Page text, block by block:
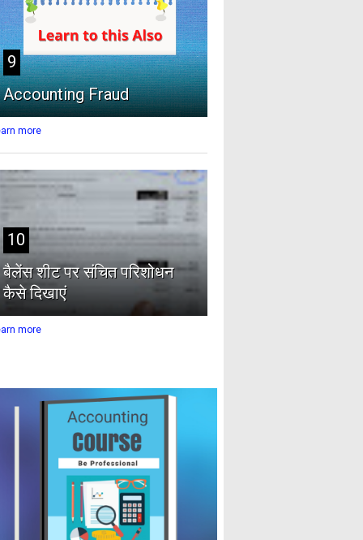
9
Accounting Fraud
more
10
बैलेंस शीट पर संचित परिशोधन
कैसे दिखाएं
more